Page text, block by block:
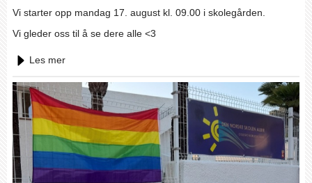
Vi starter opp mandag 17. august kl. 09.00 i skolegården.
Vi gleder oss til å se dere alle <3
Les mer